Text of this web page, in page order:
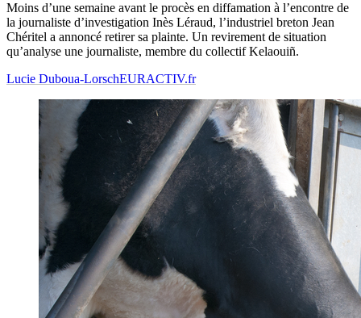
Moins d’une semaine avant le procès en diffamation à l’encontre de
la journaliste d’investigation Inès Léraud, l’industriel breton Jean
Chéritel a annoncé retirer sa plainte. Un revirement de situation
qu’analyse une journaliste, membre du collectif Kelaouiñ.
Lucie Duboua-LorschEURACTIV.fr